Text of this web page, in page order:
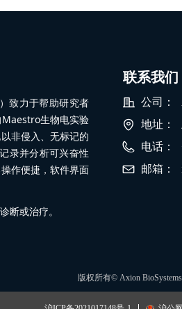
版权所有© Axion
致力于帮助研究者
生物电实验
非侵入、无标记的
录并分析可兴奋性
作便捷，软件界面
断或治疗。
公司：
地址：
电话：
邮箱：
联系我们